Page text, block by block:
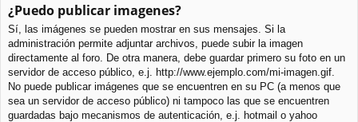
¿Puedo publicar imagenes?
Sí, las imágenes se pueden mostrar en sus mensajes. Si la
administración permite adjuntar archivos, puede subir la imagen
directamente al foro. De otra manera, debe guardar primero su foto en un
servidor de acceso público, e.j. http://www.ejemplo.com/mi-imagen.gif.
No puede publicar imágenes que se encuentren en su PC (a menos que
sea un servidor de acceso público) ni tampoco las que se encuentren
guardadas bajo mecanismos de autenticación, e.j. hotmail o yahoo